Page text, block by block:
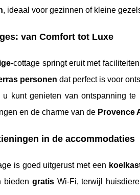
, ideaal voor gezinnen of kleine
van Comfort tot Luxe
-cottage springt eruit met
personen dat perfect is voor
u kunt genieten van ontspanning
en de charme van de Provence
in de accommodaties
is goed uitgerust met een
bieden gratisWi-Fi, terwijl